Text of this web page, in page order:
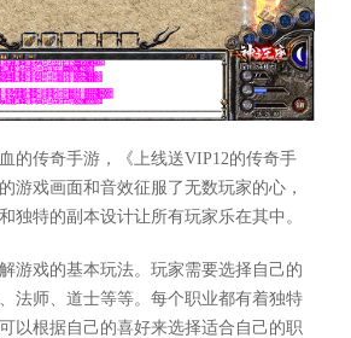
的传奇手游，《上线送VIP12的传奇手
游戏画面和音效征服了无数玩家的心，
独特的副本设计让所有玩家乐在其中。
游戏的基本玩法。玩家需要选择自己的
法师、道士等等。每个职业都有着独特
以根据自己的喜好来选择适合自己的职